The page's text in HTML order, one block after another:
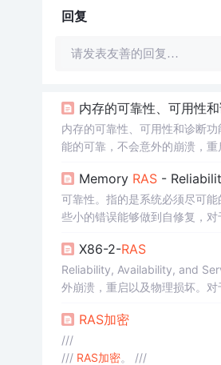
回复
请发表友善的回复…
内存的可靠性、可用性
内存的可靠性、可用性和诊断功
能的可靠，不会意外的崩溃，
Memory RAS-
可靠性。指的是系统必须尽可
些小的错误能够做到自修复，
替换有问题的组件，从而严格的
X86-2-RAS
Reliability, Availability, and
外崩溃，重启以及物理损坏。对于小的
尽可能的确保长时间工
RAS加密
///
/// RAS加密 。 ///